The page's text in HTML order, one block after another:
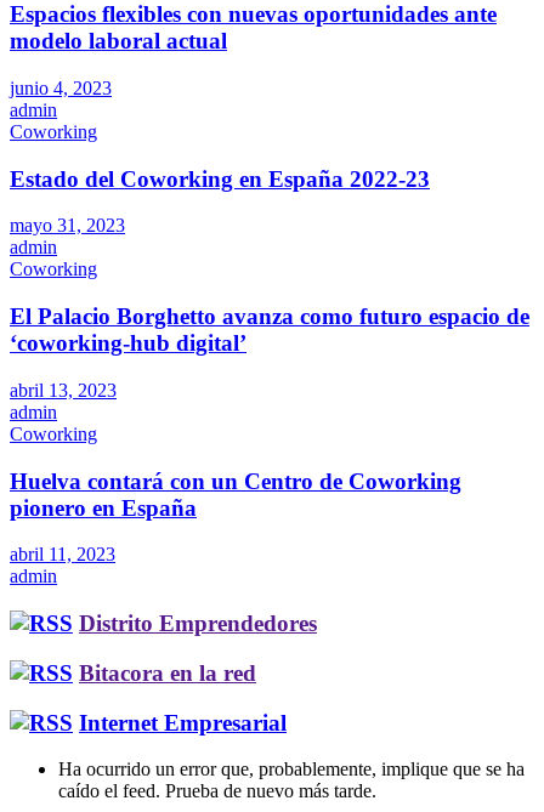
Espacios flexibles con nuevas oportunidades ante
modelo laboral actual
junio 4, 2023
admin
Coworking
Estado del Coworking en España 2022-23
mayo 31, 2023
admin
Coworking
El Palacio Borghetto avanza como futuro espacio de
‘coworking-hub digital’
abril 13, 2023
admin
Coworking
Huelva contará con un Centro de Coworking
pionero en España
abril 11, 2023
admin
Distrito Emprendedores
Bitacora en la red
Internet Empresarial
Ha ocurrido un error que, probablemente, implique que se ha
caído el feed. Prueba de nuevo más tarde.